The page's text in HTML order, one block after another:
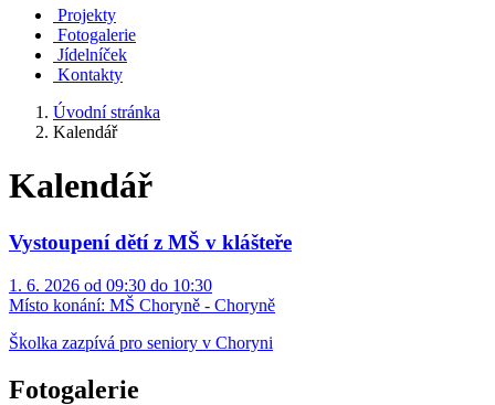
Projekty
Fotogalerie
Jídelníček
Kontakty
Úvodní stránka
Kalendář
Kalendář
Vystoupení dětí z MŠ v klášteře
1. 6. 2026 od 09:30 do 10:30
Místo konání: MŠ Choryně - Choryně
Školka zazpívá pro seniory v Choryni
Fotogalerie